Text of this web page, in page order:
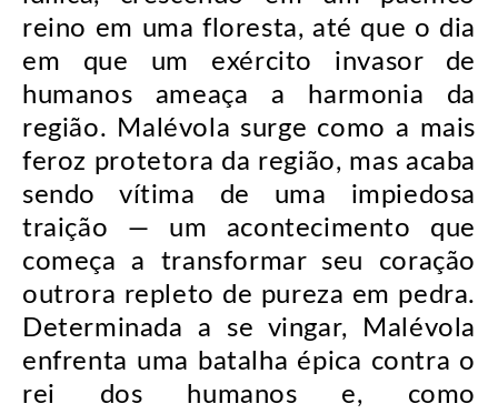
reino em uma floresta, até que o dia
em que um exército invasor de
humanos ameaça a harmonia da
região. Malévola surge como a mais
feroz protetora da região, mas acaba
sendo vítima de uma impiedosa
traição — um acontecimento que
começa a transformar seu coração
outrora repleto de pureza em pedra.
Determinada a se vingar, Malévola
enfrenta uma batalha épica contra o
rei dos humanos e, como